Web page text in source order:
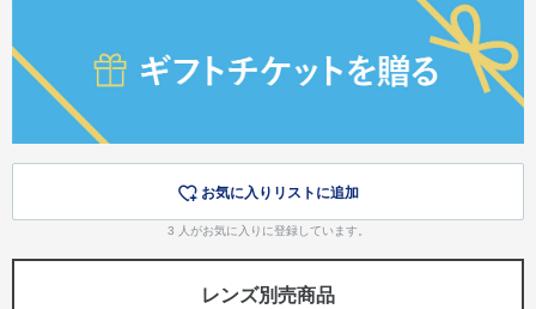
お気に入りリストに追加
3 人がお気に入りに登録しています。
レンズ別売商品